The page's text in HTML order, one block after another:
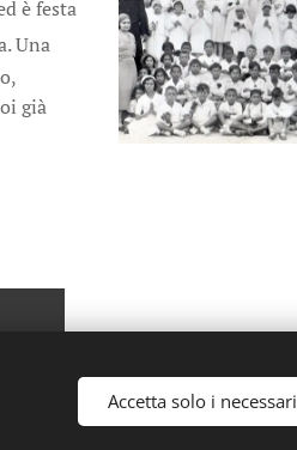
è festa
Una
già
Accetta solo i necessari